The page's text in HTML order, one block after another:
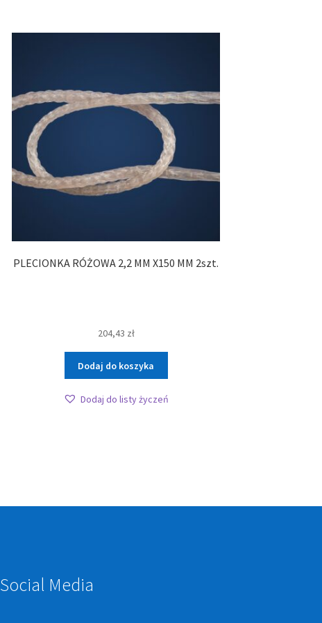
PLECIONKA RÓŻOWA 2,2 MM X150 MM 2szt.
204,43 zł
Dodaj do koszyka
Dodaj do listy życzeń
Social Media